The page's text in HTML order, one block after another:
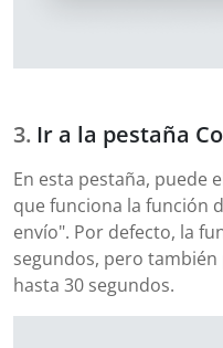
Ir a la pestaña
En esta pestaña, puede
que funciona la función
envío". Por defecto, la
segundos, pero
hasta 30 segundos.